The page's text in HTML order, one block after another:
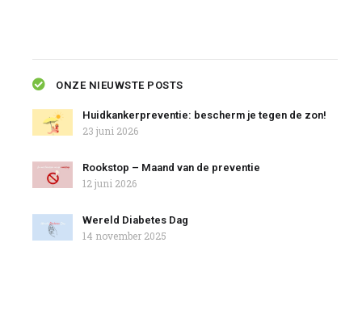
ONZE NIEUWSTE POSTS
Huidkankerpreventie: bescherm je tegen de zon!
23 juni 2026
Rookstop – Maand van de preventie
12 juni 2026
Wereld Diabetes Dag
14 november 2025